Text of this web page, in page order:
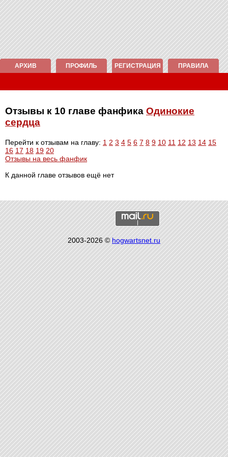
АРХИВ ПРОФИЛЬ РЕГИСТРАЦИЯ ПРАВИЛА
Отзывы к 10 главе фанфика Одинокие
сердца
Перейти к отзывам на главу: 1 2 3 4 5 6 7 8 9 10 11 12 13 14 15
16 17 18 19 20
Отзывы на весь фанфик
К данной главе отзывов ещё нет
2003-2026 ©hogwartsnet.ru